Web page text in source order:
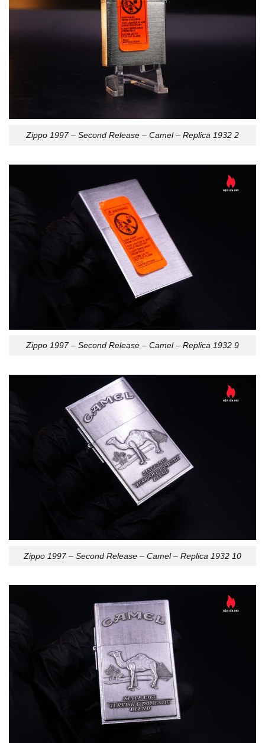
Zippo 1997 – Second Release – Camel – Replica 1932 2
Zippo 1997 – Second Release – Camel – Replica 1932 9
Zippo 1997 – Second Release – Camel – Replica 1932 10